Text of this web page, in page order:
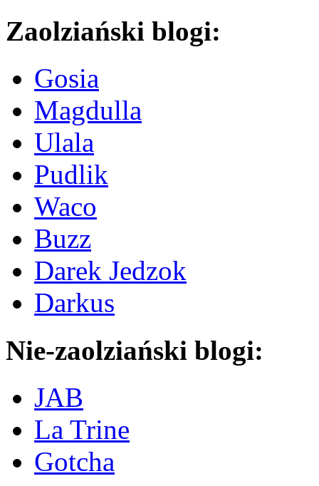
Zaolziański blogi:
Gosia
Magdulla
Ulala
Pudlik
Waco
Buzz
Darek Jedzok
Darkus
Nie-zaolziański blogi:
JAB
La Trine
Gotcha